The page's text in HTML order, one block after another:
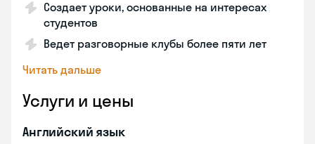
Создает уроки, основанные на интересах
студентов
Ведет разговорные клубы более пяти лет
Читать дальше
Услуги и цены
Английский язык